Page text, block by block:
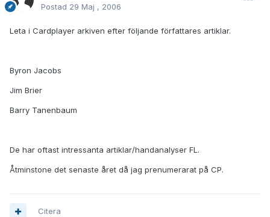
Postad 29 Maj , 2006
Leta i Cardplayer arkiven efter följande författares artiklar.
Byron Jacobs
Jim Brier
Barry Tanenbaum
De har oftast intressanta artiklar/handanalyser FL.
Åtminstone det senaste året då jag prenumerarat på CP.
Citera